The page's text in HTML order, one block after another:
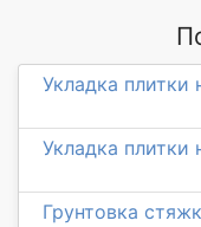
Укладка плитки
Укладка плитки
Грунтовка